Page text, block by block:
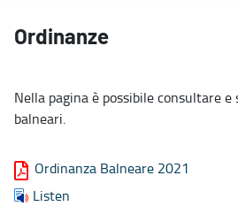
Ordinanze
Nella pagina è possibile consultare
balneari.
Ordinanza Balneare 2021
Listen